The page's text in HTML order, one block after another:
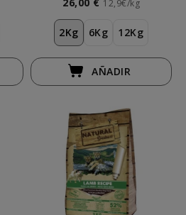
12,9€/kg
2Kg 6Kg 12Kg
AÑADIR